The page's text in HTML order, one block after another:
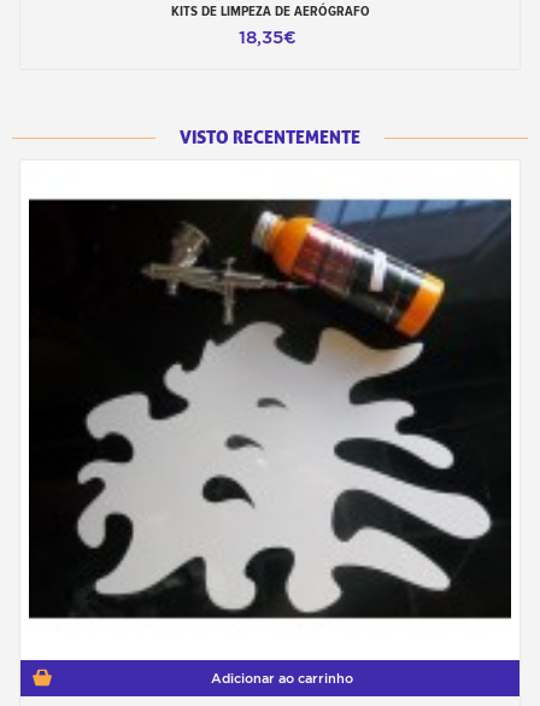
KITS DE LIMPEZA DE AERÓGRAFO
18,35€
VISTO RECENTEMENTE
Adicionar ao carrinho